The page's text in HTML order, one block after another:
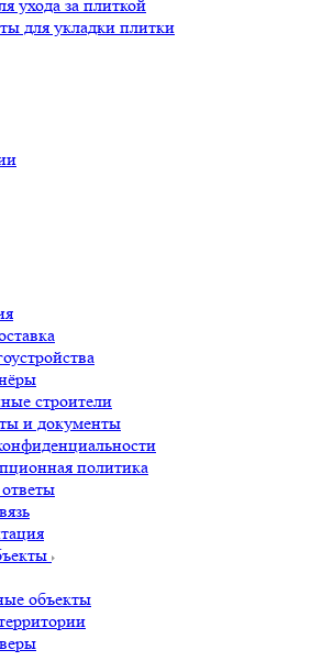
ухода за плиткой
для укладки плитки
строители
и документы
политика
объекты